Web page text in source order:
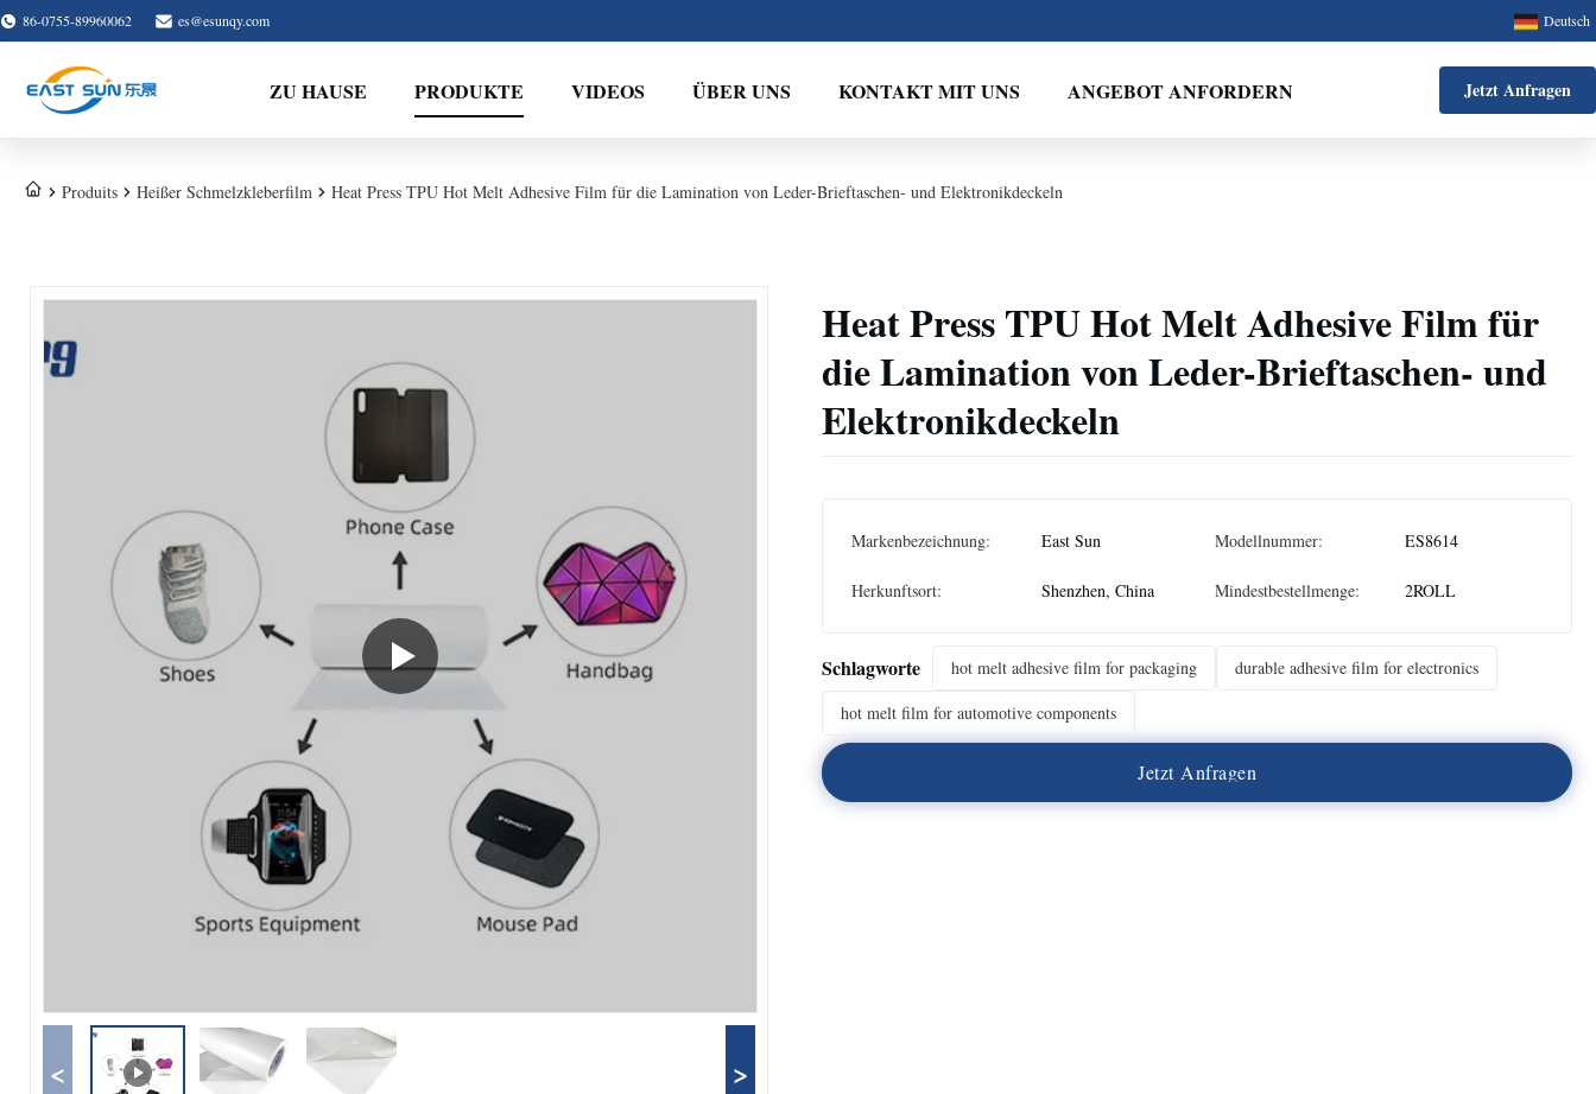
86-0755-89960062 es@esunqy.com Deutsch
ZU HAUSE PRODUKTE VIDEOS ÜBER UNS KONTAKT MIT UNS ANGEBOT ANFORDERN Jetzt Anfragen
Produits Heißer Schmelzkleberfilm Heat Press TPU Hot Melt Adhesive Film für die Lamination von Leder-Brieftaschen- und Elektronikdeckeln
< >
Heat Press TPU Hot Melt Adhesive Film für
die Lamination von Leder-Brieftaschen- und
Elektronikdeckeln
Markenbezeichnung: East Sun Modellnummer: ES8614
Herkunftsort: Shenzhen, China Mindestbestellmenge: 2ROLL
Schlagworte hot melt adhesive film for packaging
durable adhesive film for electronics
hot melt film for automotive components
Jetzt Anfragen